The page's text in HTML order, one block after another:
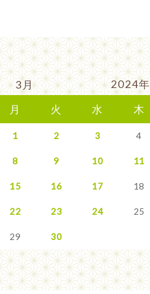
2024
月
火 水 木
3月
1 2 3 4
8 9 10 11
15 16 17 18
22 23 24 25
29 30